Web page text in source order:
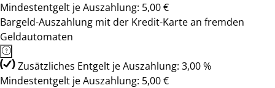
Mindestentgelt je Auszahlung: 5,00 €
Bargeld-Auszahlung mit der Kredit-Karte an fremden
Geldautomaten
Zusätzliches Entgelt je Auszahlung: 3,00 %
Mindestentgelt je Auszahlung: 5,00 €